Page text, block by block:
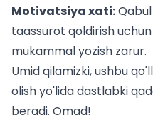
Motivatsiya xati:
taassurot qoldirish
mukammal yozish zarur.
Umid qilamizki, ushbu
olish yo'lida dastlabki
beradi. Omad!